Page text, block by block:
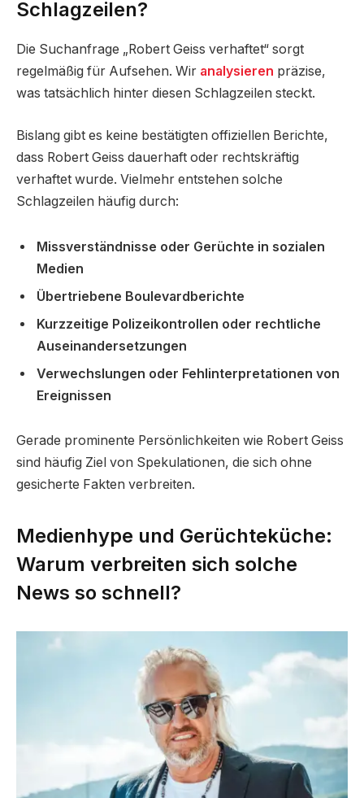
Schlagzeilen?
Die Suchanfrage „Robert Geiss verhaftet“ sorgt
regelmäßig für Aufsehen. Wir analysieren präzise,
was tatsächlich hinter diesen Schlagzeilen steckt.
Bislang gibt es keine bestätigten offiziellen Berichte,
dass Robert Geiss dauerhaft oder rechtskräftig
verhaftet wurde. Vielmehr entstehen solche
Schlagzeilen häufig durch:
Missverständnisse oder Gerüchte in sozialen
Medien
Übertriebene Boulevardberichte
Kurzzeitige Polizeikontrollen oder rechtliche
Auseinandersetzungen
Verwechslungen oder Fehlinterpretationen von
Ereignissen
Gerade prominente Persönlichkeiten wie Robert Geiss
sind häufig Ziel von Spekulationen, die sich ohne
gesicherte Fakten verbreiten.
Medienhype und Gerüchteküche:
Warum verbreiten sich solche
News so schnell?